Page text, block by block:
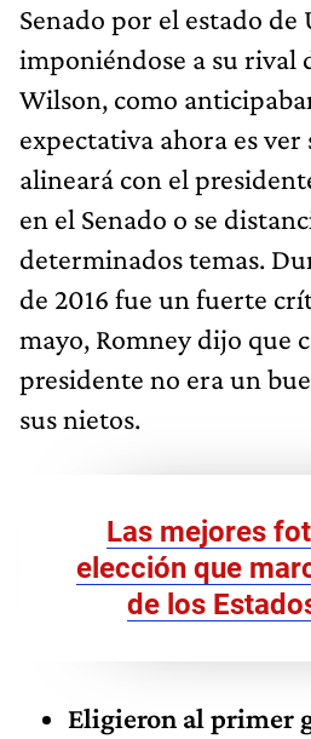
Senado por el estado de
imponiéndose a su rival
Wilson, como
expectativa ahora es ver
alineará con el
en el Senado o se
determinados temas.
de 2016 fue un fuerte
mayo, Romney dijo que
presidente no era un
sus nietos.
Las mejores
elección que
de los
Eligieron al primer